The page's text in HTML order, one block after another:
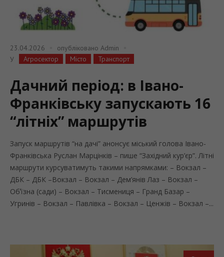
23.04.2026 опубліковано Admin
У
Агросектор Місто Транспорт
Дачний період: в Івано-
Франківську запускають 16
“літніх” маршрутів
Запуск маршрутів “на дачі” анонсує міський голова Івано-
Франківська Руслан Марцінків – пише “Західний кур’єр”. Літні
маршрути курсуватимуть такими напрямками: – Вокзал –
ДБК – ДБК –Вокзал – Вокзал – Дем’янів Лаз – Вокзал –
Обʼїзна (сади) – Вокзал – Тисмениця – Гранд Базар –
Угринів – Вокзал – Павлівка – Вокзал – Ценжів – Вокзал –...